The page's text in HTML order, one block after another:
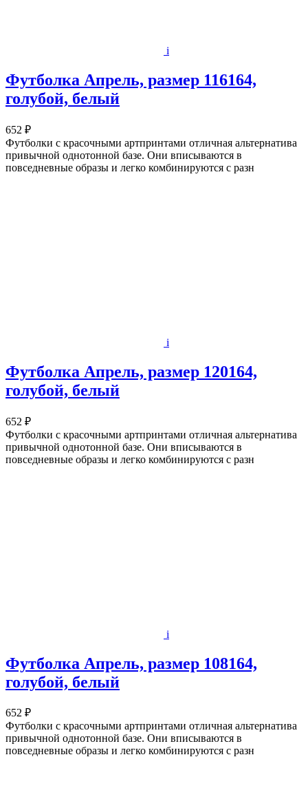
i
Футболка Апрель, размер 116164,
голубой, белый
652 ₽
Футболки с красочными артпринтами отличная альтернатива
привычной однотонной базе. Они вписываются в
повседневные образы и легко комбинируются с разн
i
Футболка Апрель, размер 120164,
голубой, белый
652 ₽
Футболки с красочными артпринтами отличная альтернатива
привычной однотонной базе. Они вписываются в
повседневные образы и легко комбинируются с разн
i
Футболка Апрель, размер 108164,
голубой, белый
652 ₽
Футболки с красочными артпринтами отличная альтернатива
привычной однотонной базе. Они вписываются в
повседневные образы и легко комбинируются с разн